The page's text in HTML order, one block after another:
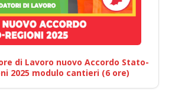
di Lavoro nuovo Accordo Stato-
2025 modulo cantieri (6 ore)